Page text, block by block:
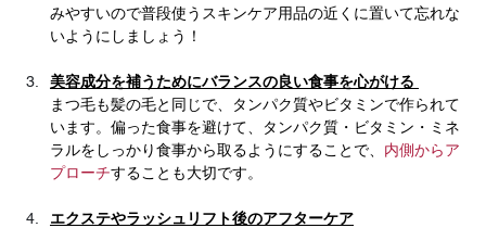
みやすいので普段使うスキンケア用品の近くに置いて忘れな
いようにしましょう！
美容成分を補うためにバランスの良い食事を心がける
まつ毛も髪の毛と同じで、タンパク質やビタミンで作られて
います。偏った食事を避けて、タンパク質・ビタミン・ミネ
ラルをしっかり食事から取るようにすることで、 内側からア
プローチすることも大切です。
エクステやラッシュリフト後のアフターケア